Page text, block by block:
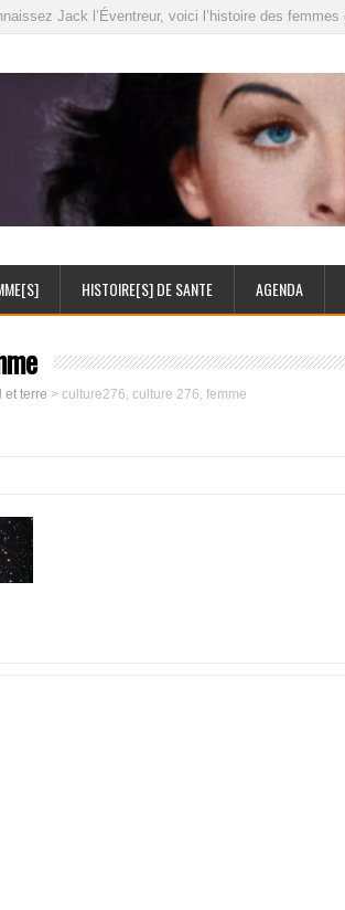
Jack l’Éventreur, voici l’histoire des femmes
HISTOIRE[S] DE SANTE AGENDA
et terre > culture276, culture 276, femme